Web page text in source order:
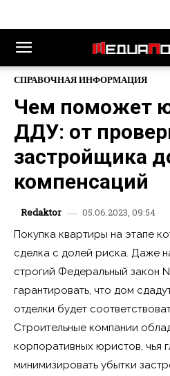
СПРАВОЧНАЯ ИНФОРМАЦИЯ
Чем поможет
ДДУ: от
застройщика
компенсаций
Redaktor
05.06.2023, 09:54
Покупка квартиры на этапе
сделка с долей риска. Даже
строгий Федеральный закон
гарантировать, что дом
отделки будет
Строительные компании
корпоративных юристов, чья
минимизировать убытки